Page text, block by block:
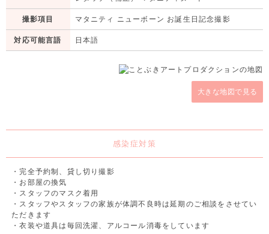
撮影項目 マタニティ ニューボーン お誕生日記念撮影
対応可能言語 日本語
大きな地図で見る
感染症対策
・完全予約制、貸し切り撮影
・お部屋の換気
・スタッフのマスク着用
・スタッフやスタッフの家族が体調不良時は延期のご相談をさせてい
ただきます
・衣装や道具は毎回洗濯、アルコール消毒をしています